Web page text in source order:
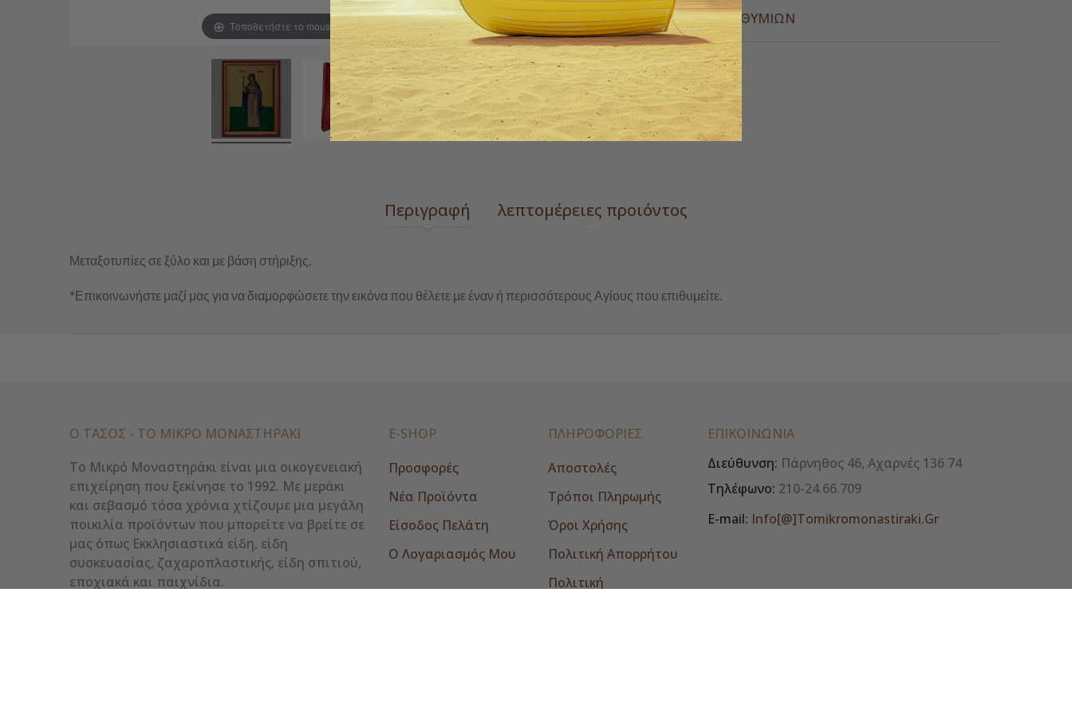
Τοποθετήστε το mouse για zoom ΠΡΌΣΘΕΣΕ ΣΤΗΝ ΛΊΣΤΑ ΕΠΙΘΥΜΙΏΝ
Περιγραφή λεπτομέρειες προιόντος
Μεταξοτυπίες σε ξύλο και με βάση στήριξης.
*Επικοινωνήστε μαζί μας για να διαμορφώσετε την εικόνα που θέλετε με έναν ή περισσότερους Αγίους που επιθυμείτε.
Ο ΤΑΣΟΣ - ΤΟ ΜΙΚΡΌ ΜΟΝΑΣΤΗΡΆΚΙ
Το Μικρό Μοναστηράκι είναι μια οικογενειακή
επιχείρηση που ξεκίνησε το 1992. Με μεράκι
και σεβασμό τόσα χρόνια χτίζουμε μια μεγάλη
ποικιλία προϊόντων που μπορείτε να βρείτε σε
μας όπως Εκκλησιαστικά είδη, είδη
συσκευασίας, ζαχαροπλαστικής, είδη σπιτιού,
εποχιακά και παιχνίδια.
E-SHOP
Προσφορές
Νέα Προϊόντα
Είσοδος Πελάτη
Ο Λογαριασμός Μου
ΠΛΗΡΟΦΟΡΙΕΣ
Αποστολές
Τρόποι Πληρωμής
Όροι Χρήσης
Πολιτική Απορρήτου
Πολιτική
ΕΠΙΚΟΙΝΩΝΊΑ
Διεύθυνση: Πάρνηθος 46, Αχαρνές 136 74
Τηλέφωνο: 210-24.66.709
E-mail: Info[@]tomikromonastiraki.gr